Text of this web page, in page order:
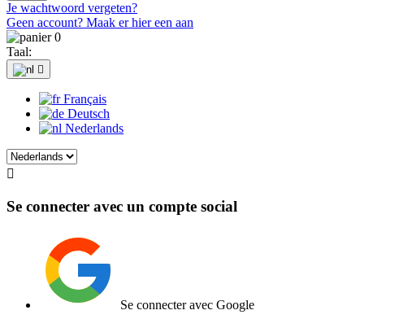
Je wachtwoord vergeten?
Geen account? Maak er hier een aan
0
Taal:

Français
Deutsch
Nederlands

Se connecter avec un compte social
Se connecter avec Google